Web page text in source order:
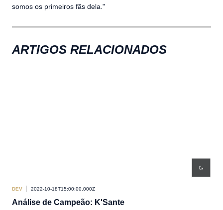
somos os primeiros fãs dela."
ARTIGOS RELACIONADOS
DEV 2022-10-18T15:00:00.000Z
Análise de Campeão: K'Sante